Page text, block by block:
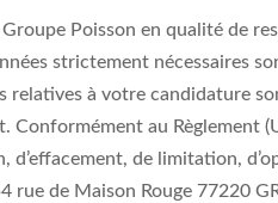
Poisson en qualité de
strictement nécessaires
relatives à votre candidature
au Règlement
d’effacement, de limitation,
de Maison Rouge 77220